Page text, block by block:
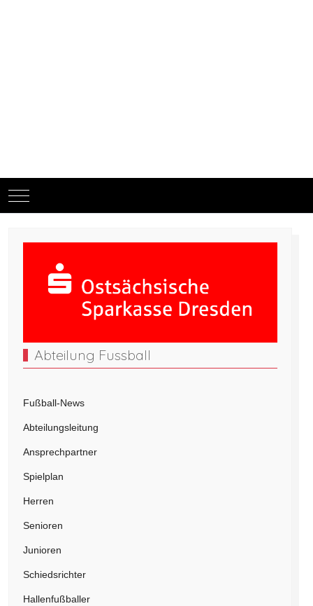
Mobile Menu Toggle
Abteilung Fussball
Fußball-News
Abteilungsleitung
Ansprechpartner
Spielplan
Herren
Senioren
Junioren
Schiedsrichter
Hallenfußballer